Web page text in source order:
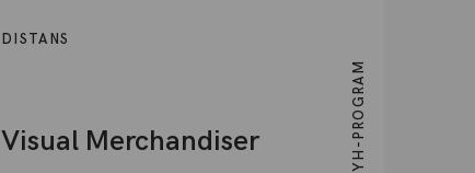
DISTANS
Visual Merchandiser YH-PROGRAM